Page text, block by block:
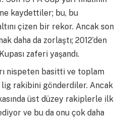
kaydettiler; bu, bu
çizen bir rekor. Ancak son
daha da zorlaştı; 2012’den
zaferi yaşandı.
nispeten basitti ve toplam
rakibini gönderdiler. Ancak
üst düzey rakiplerle ilk
ve bu da onu çok daha